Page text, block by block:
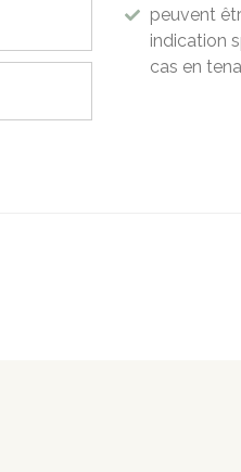
peuvent
indication
cas en